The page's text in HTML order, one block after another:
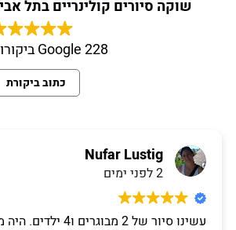
המלצות
צור קשר
שוקה סיורים קולינריים בתל
228 Google ביקורות
כתוב ביקורת
Nufar Lustig
2 לפני ימים
עשינו סיור של 2 מבוגרים